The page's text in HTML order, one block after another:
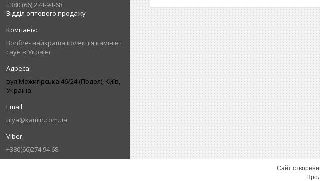
+380 (66) 274-94-68
Відділ оптового продажу
Bonfire- найкраща колекція камінів і
саун в Україні
вул.Межигірська 46/24 (Подол), Київ,
Україна
ulya@kamin.com.ua
+380(66)274 94 68
Сайт